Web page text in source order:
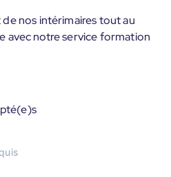
nos intérimaires tout au
avec notre service formation